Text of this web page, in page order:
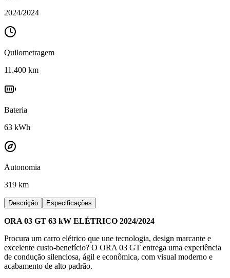
2024/2024
Quilometragem
11.400 km
Bateria
63 kWh
Autonomia
319 km
Descrição Especificações
ORA 03 GT 63 kW ELÉTRICO 2024/2024
Procura um carro elétrico que une tecnologia, design marcante e
excelente custo-benefício? O ORA 03 GT entrega uma experiência
de condução silenciosa, ágil e econômica, com visual moderno e
acabamento de alto padrão.